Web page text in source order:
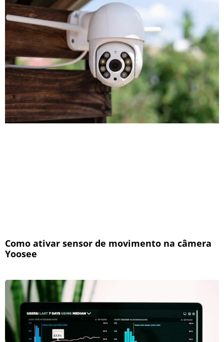
Como ativar sensor de movimento na câmera
Yoosee